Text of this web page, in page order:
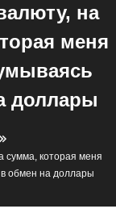
на
меня
доллары
сумма, которая меня
обмен на доллары